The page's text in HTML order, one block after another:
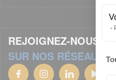
REJOIGNEZ-NOUS
SUR NOS RÉSEAUX